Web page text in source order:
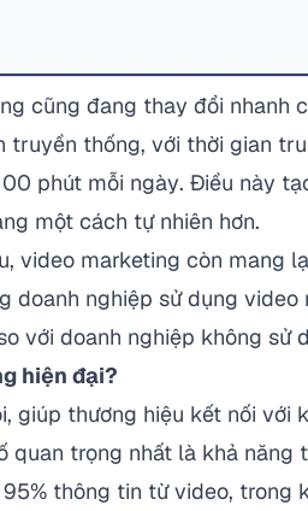
cũng đang thay đổi nhanh
truyền thống, với thời gian
phút mỗi ngày. Điều này
một cách tự nhiên hơn.
video marketing còn mang
doanh nghiệp sử dụng video
với doanh nghiệp không sử
hiện đại?
giúp thương hiệu kết nối với
trọng nhất là khả năng
thông tin từ video, trong